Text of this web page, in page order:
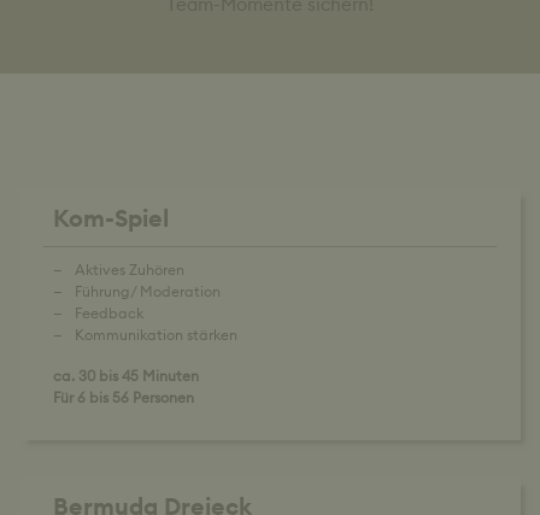
Kom-Spiel
Aktives Zuhören
Führung/ Moderation
Feedback
Kommunikation stärken
ca. 30 bis 45 Minuten
Für 6 bis 56 Personen
Bermuda Dreieck